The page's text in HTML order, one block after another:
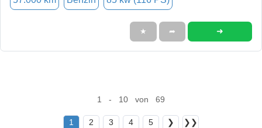
★ ➦ ➜
1 - 10 von 69
1 2 3 4 5 ❯ ❯❯